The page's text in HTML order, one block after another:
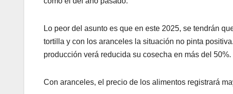
Lo peor del asunto es que en este 2025, se tendrán
tortilla y con los aranceles la situación no pinta
producción verá reducida su cosecha en más del 50%.
Con aranceles, el precio de los alimentos registrará